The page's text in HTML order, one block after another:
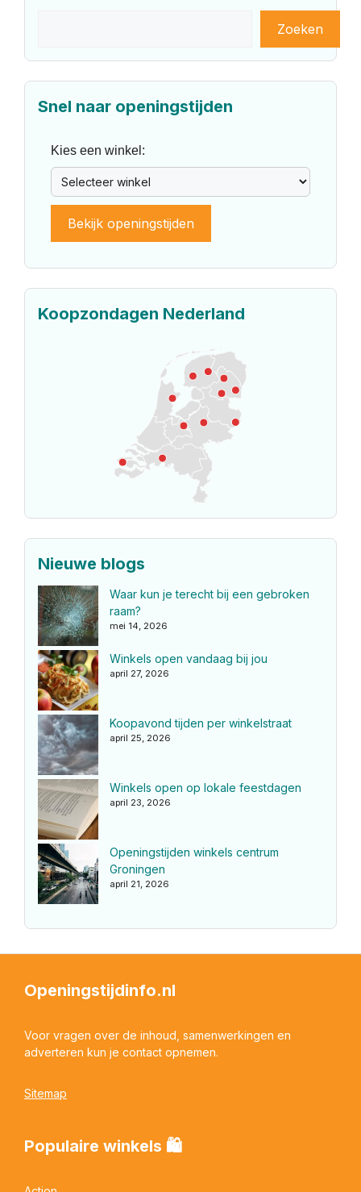
Zoeken
Snel naar openingstijden
Kies een winkel:
Bekijk openingstijden
Koopzondagen Nederland
Nieuwe blogs
Waar kun je terecht bij een gebroken
raam?
mei 14, 2026
Winkels open vandaag bij jou
april 27, 2026
Koopavond tijden per winkelstraat
april 25, 2026
Winkels open op lokale feestdagen
april 23, 2026
Openingstijden winkels centrum
Groningen
april 21, 2026
Openingstijdinfo.nl
Voor vragen over de inhoud, samenwerkingen en
adverteren kun je contact opnemen.
Sitemap
Populaire winkels 🛍